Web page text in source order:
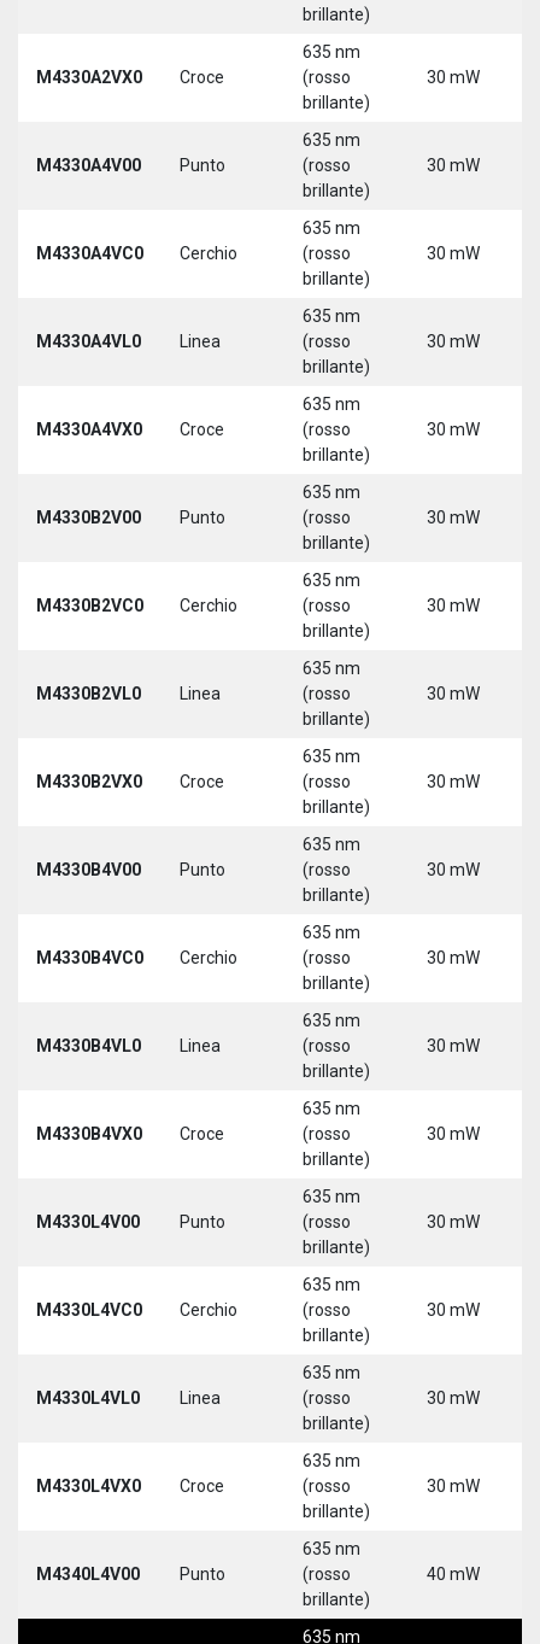
brillante)
M4330A2VX0 Croce
635 nm
(rosso
brillante)
30 mW
M4330A4V00 Punto
635 nm
(rosso
brillante)
30 mW
M4330A4VC0 Cerchio
635 nm
(rosso
brillante)
30 mW
M4330A4VL0 Linea
635 nm
(rosso
brillante)
30 mW
M4330A4VX0 Croce
635 nm
(rosso
brillante)
30 mW
M4330B2V00 Punto
635 nm
(rosso
brillante)
30 mW
M4330B2VC0 Cerchio
635 nm
(rosso
brillante)
30 mW
M4330B2VL0 Linea
635 nm
(rosso
brillante)
30 mW
M4330B2VX0 Croce
635 nm
(rosso
brillante)
30 mW
M4330B4V00 Punto
635 nm
(rosso
brillante)
30 mW
M4330B4VC0 Cerchio
635 nm
(rosso
brillante)
30 mW
M4330B4VL0 Linea
635 nm
(rosso
brillante)
30 mW
M4330B4VX0 Croce
635 nm
(rosso
brillante)
30 mW
M4330L4V00 Punto
635 nm
(rosso
brillante)
30 mW
M4330L4VC0 Cerchio
635 nm
(rosso
brillante)
30 mW
M4330L4VL0 Linea
635 nm
(rosso
brillante)
30 mW
M4330L4VX0 Croce
635 nm
(rosso
brillante)
30 mW
M4340L4V00 Punto
635 nm
(rosso
brillante)
40 mW
635 nm